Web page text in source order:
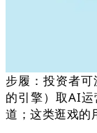
步履：投资者
的引擎）取AI
道；这类逛戏的